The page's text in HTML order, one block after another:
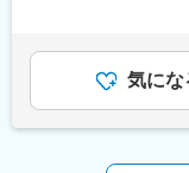
案内
・スマホの初
・在庫管理、売
端までの技術を
ク講習会等を定
ができます。希
出ます。また資
実績）賃金はあ
る可能性があり
気にな